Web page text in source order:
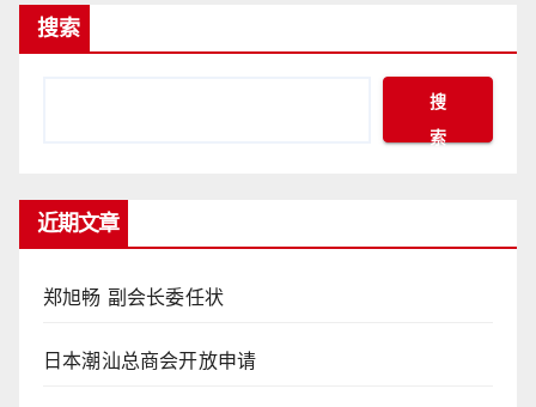
页
搜索
搜
索
近期文章
郑旭畅 副会长委任状
日本潮汕总商会开放申请